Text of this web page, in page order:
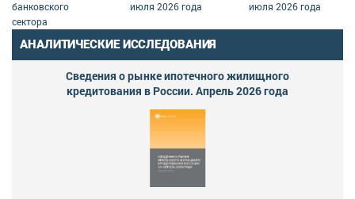
банковского
сектора
июля 2026 года июля 2026 года
АНАЛИТИЧЕСКИЕ ИССЛЕДОВАНИЯ
Сведения о рынке ипотечного жилищного
кредитования в России. Апрель 2026 года